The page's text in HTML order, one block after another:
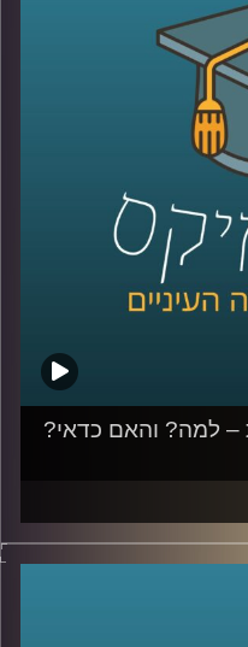
ואפילו קצת על הרכבת
החוסן הלאומי במכון
רייכמן, בכיר שב״כ לשעבר
– למה? והאם כדאי?
במערכת השלטונית
ביטחון ובעצם בכלל